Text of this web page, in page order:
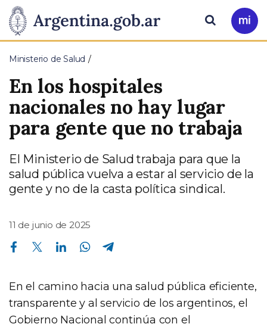
Presidencia
de
la
Nación
Pasar al contenido principal
Ir
a
Buscar
Ministerio de Salud
En los hospitales
nacionales no hay lugar
para gente que no trabaja
El Ministerio de Salud trabaja para que la
salud pública vuelva a estar al servicio de la
gente y no de la casta política sindical.
11 de junio de 2025
Compartir en Facebook Compartir en Twitter Compartir en Linkedin Compartir en Whatsapp
En el camino hacia una salud pública eficiente,
transparente y al servicio de los argentinos, el
Gobierno Nacional continúa con el